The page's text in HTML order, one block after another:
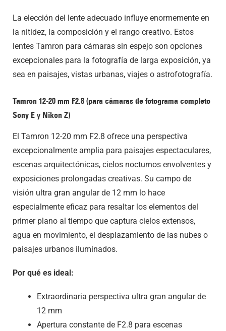
La elección del lente adecuado influye enormemente en
la nitidez, la composición y el rango creativo. Estos
lentes Tamron para cámaras sin espejo son opciones
excepcionales para la fotografía de larga exposición, ya
sea en paisajes, vistas urbanas, viajes o astrofotografía.
Tamron 12-20 mm F2.8 (para cámaras de fotograma completo
Sony E y Nikon Z)
El Tamron 12-20 mm F2.8 ofrece una perspectiva
excepcionalmente amplia para paisajes espectaculares,
escenas arquitectónicas, cielos nocturnos envolventes y
exposiciones prolongadas creativas. Su campo de
visión ultra gran angular de 12 mm lo hace
especialmente eficaz para resaltar los elementos del
primer plano al tiempo que captura cielos extensos,
agua en movimiento, el desplazamiento de las nubes o
paisajes urbanos iluminados.
Por qué es ideal:
Extraordinaria perspectiva ultra gran angular de
12 mm
Apertura constante de F2.8 para escenas